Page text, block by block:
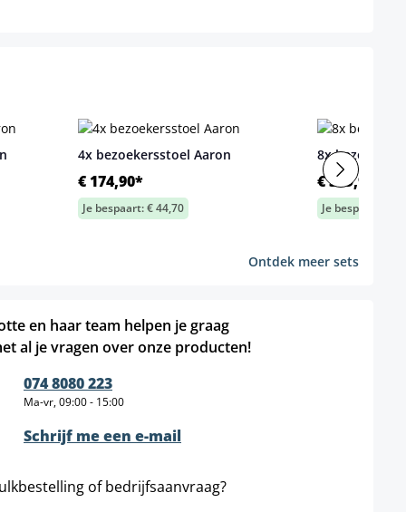
4x bezoekersstoel Aaron
€ 174,90*
Je bespaart: € 44,70
8x
€ 339,90*
Je bespaart: €
Ontdek meer sets
en haar team helpen je graag
al je vragen over onze producten!
074 8080 223
Ma-vr, 09:00 - 15:00
Schrijf me een e-mail
of bedrijfsaanvraag?